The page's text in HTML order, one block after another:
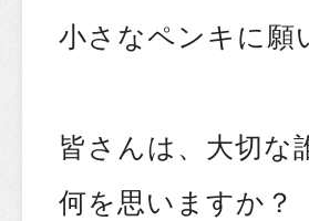
小さなペンキに願
皆さんは、大切な
何を思いますか？